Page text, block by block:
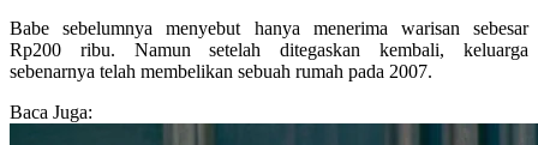
Babe sebelumnya menyebut hanya menerima warisan sebesar
Rp200 ribu. Namun setelah ditegaskan kembali, keluarga
sebenarnya telah membelikan sebuah rumah pada 2007.
Baca Juga: